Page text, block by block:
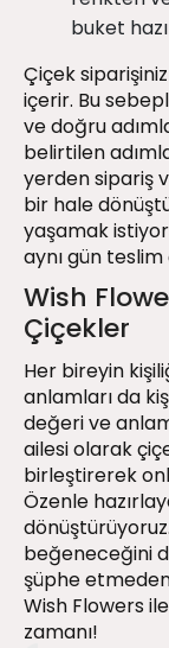
buket
Çiçek
içerir. Bu
ve doğru
belirtilen
yerden sipariş
bir hale
yaşamak
aynı gün
Wish
Çiçekler
Her bireyin
anlamları da
değeri ve
ailesi olarak
birleştirerek
Özenle
beğeneceğini
şüphe
Wish Flowers
zamanı!